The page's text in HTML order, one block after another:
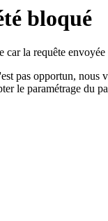
bloqué
la requête
pas opportun, nous
le paramétrage du